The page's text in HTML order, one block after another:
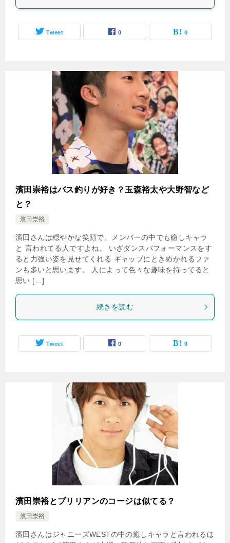
Tweet 0 0
濱田崇裕はバス釣りが好き？玉森裕太や大野智など
と？
濱田崇裕
濱田さんは穏やかな笑顔で、メンバーの中でも癒しキャラ
と 言われてる人ですよね。 いざダンスパフォーマンスをす
ると力強い姿を見せてくれる ギャップにときめかれるファ
ンも多いと思います。 人によって色々な趣味を持ってると
思い […]
続きを読む
Tweet 0 0
濱田崇裕とブリリアンのコージは似てる？
濱田崇裕
濱田さんはジャニーズWESTの中の癒しキャラと言われるほ